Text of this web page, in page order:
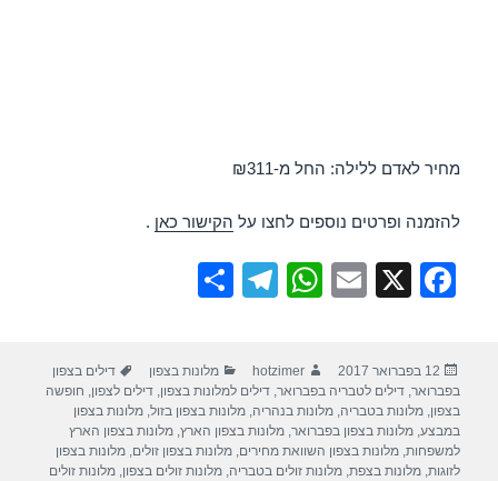
מחיר לאדם ללילה: החל מ-₪311
להזמנה ופרטים נוספים לחצו על הקישור כאן .
F
e
b
o
X
E
W
s
A
p
T
gr
a
m
e
פורסם
בתאריך
12 בפברואר 2017 מחבר
hotzimer קטגוריות
מלונות בצפון תגיות
דילים בצפון
בפברואר,דילים לטבריה בפברואר,דילים למלונות בצפון,דילים לצפון, חופשה
בצפון,מלונות בטבריה,מלונות בנהריה,מלונות בצפון בזול,מלונות בצפון
במבצע,מלונות בצפון בפברואר,מלונות בצפון הארץ,מלונות בצפון הארץ
למשפחות,מלונות בצפון השוואת מחירים,מלונות בצפון זולים,מלונות בצפון
לזוגות,מלונות בצפת,מלונות זולים בטבריה,מלונות זולים בצפון,מלונות זולים